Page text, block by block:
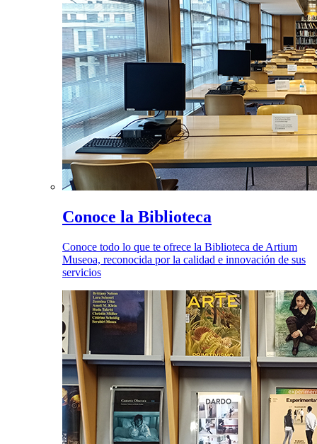
Conoce la Biblioteca
Conoce todo lo que te ofrece la Biblioteca de Artium
Museoa, reconocida por la calidad e innovación de sus
servicios